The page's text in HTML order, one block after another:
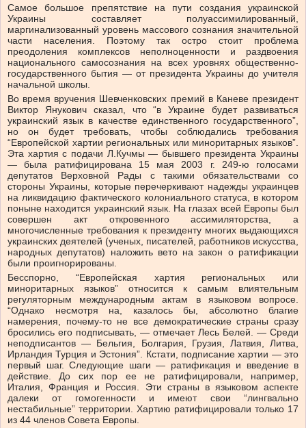
Самое большое препятствие на пути создания украинской
Украины составляет полуассимилированный,
маргинализованный уровень массового сознания значительной
части населения. Поэтому так остро стоит проблема
преодоления комплексов неполноценности и раздвоения
национального самосознания на всех уровнях общественно-
государственного бытия — от президента Украины до учителя
начальной школы.
Во время вручения Шевченковских премий в Каневе президент
Виктор Янукович сказал, что “в Украине будет развиваться
украинский язык в качестве единственного государственного”,
но он будет требовать, чтобы соблюдались требования
“Европейской хартии региональных или миноритарных языков”.
Эта хартия с подачи Л.Кучмы — бывшего президента Украины
— была ратифицирована 15 мая 2003 г. 249-ю голосами
депутатов Верховной Рады с такими обязательствами со
стороны Украины, которые перечеркивают надежды украинцев
на ликвидацию фактического колониального статуса, в котором
поныне находится украинский язык. На глазах всей Европы был
совершен акт откровенного ассимиляторства, а
многочисленные требования к президенту многих выдающихся
украинских деятелей (ученых, писателей, работников искусства,
народных депутатов) наложить вето на закон о ратификации
были проигнорированы.
Бесспорно, “Европейская хартия региональных или
миноритарных языков” относится к самым влиятельным
регуляторным международным актам в языковом вопросе.
“Однако несмотря на, казалось бы, абсолютно благие
намерения, почему-то не все демократические страны сразу
бросились его подписывать, — отмечает Лесь Белей. — Среди
неподписантов — Бельгия, Болгария, Грузия, Латвия, Литва,
Ирландия Турция и Эстония”. Кстати, подписание хартии — это
первый шаг. Следующие шаги — ратификация и введение в
действие. До сих пор ее не ратифицировали, например,
Италия, Франция и Россия. Эти страны в языковом аспекте
далеки от гомогенности и имеют свои “лингвально
нестабильные” территории. Хартию ратифицировали только 17
из 44 членов Совета Европы.